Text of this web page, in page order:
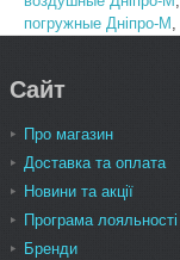
погружные Днiпро-М ,
Сайт
Про магазин
Доставка та оплата
Новини та акції
Програма лояльності
Бренди